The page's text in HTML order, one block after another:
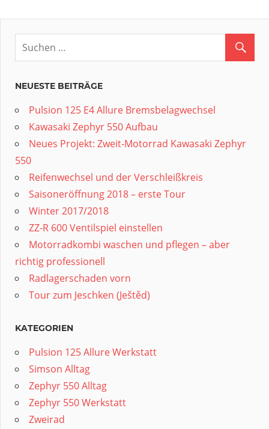
NEUESTE BEITRÄGE
Pulsion 125 E4 Allure Bremsbelagwechsel
Kawasaki Zephyr 550 Aufbau
Neues Projekt: Zweit-Motorrad Kawasaki Zephyr
550
Reifenwechsel und der Verschleißkreis
Saisoneröffnung 2018 – erste Tour
Winter 2017/2018
ZZ-R 600 Ventilspiel einstellen
Motorradkombi waschen und pflegen – aber
richtig professionell
Radlagerschaden vorn
Tour zum Jeschken (Ještěd)
KATEGORIEN
Pulsion 125 Allure Werkstatt
Simson Alltag
Zephyr 550 Alltag
Zephyr 550 Werkstatt
Zweirad